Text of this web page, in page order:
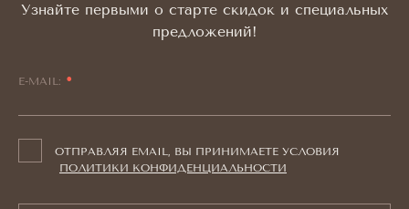
Узнайте первыми о старте скидок и специальных
предложений!
E-MAIL:
ОТПРАВЛЯЯ EMAIL, ВЫ ПРИНИМАЕТЕ УСЛОВИЯ
ПОЛИТИКИ КОНФИДЕНЦИАЛЬНОСТИ